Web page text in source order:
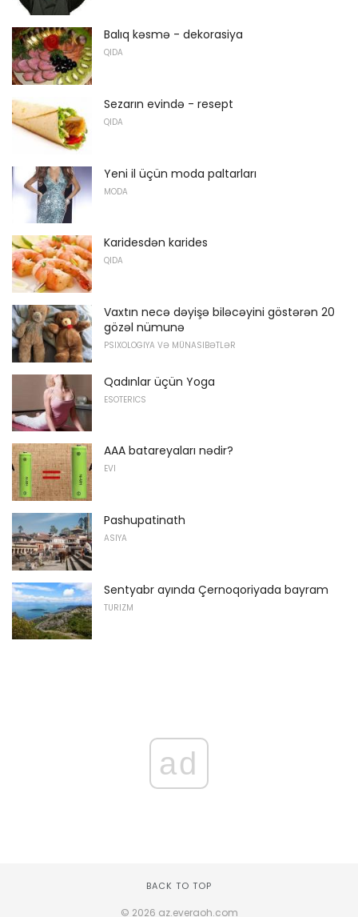
Balıq kəsmə - dekorasiya
QIDA
Sezarın evində - resept
QIDA
Yeni il üçün moda paltarları
MODA
Karidesdən karides
QIDA
Vaxtın necə dəyişə biləcəyini göstərən 20
gözəl nümunə
PSIXOLOGIYA VƏ MÜNASIBƏTLƏR
Qadınlar üçün Yoga
ESOTERICS
AAA batareyaları nədir?
EVI
Pashupatinath
ASIYA
Sentyabr ayında Çernoqoriyada bayram
TURIZM
ad
BACK TO TOP
© 2026 az.everaoh.com